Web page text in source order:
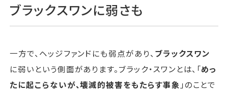
ブラックスワンに弱さも
一方で、ヘッジファンドにも弱点があり、 ブラックスワン
に弱いという側面があります。ブラック・スワンとは、「めっ
たに起こらないが、壊滅的被害をもたらす事象 」のことで